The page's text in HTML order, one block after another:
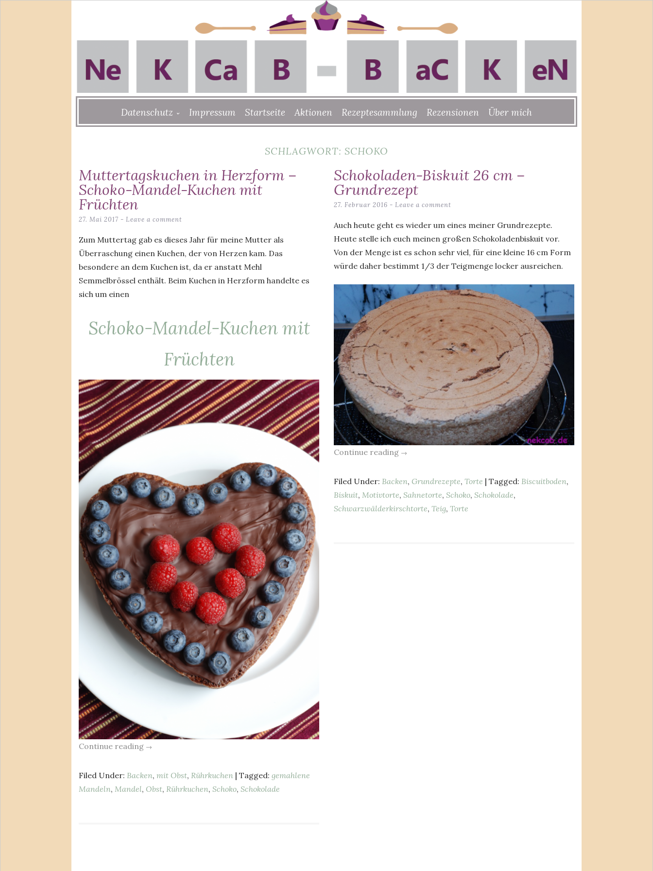
to
Datenschutz Impressum Startseite Aktionen Rezeptesammlung Rezensionen Über mich
SCHLAGWORT: SCHOKO
Muttertagskuchen in Herzform –
Schoko-Mandel-Kuchen mit
Früchten
27. Mai 2017 Leave a comment
Zum Muttertag gab es dieses Jahr für meine Mutter als
Überraschung einen Kuchen, der von Herzen kam. Das
besondere an dem Kuchen ist, da er anstatt Mehl
Semmelbrössel enthält. Beim Kuchen in Herzform handelte es
sich um einen
Schoko-Mandel-Kuchen mit
Früchten
Continue reading →
Filed Under: Backen, mit Obst, Rührkuchen | Tagged: gemahlene
Mandeln, Mandel, Obst, Rührkuchen, Schoko, Schokolade
Schokoladen-Biskuit 26 cm –
Grundrezept
27. Februar 2016 Leave a comment
Auch heute geht es wieder um eines meiner Grundrezepte.
Heute stelle ich euch meinen großen Schokoladenbiskuit vor.
Von der Menge ist es schon sehr viel, für eine kleine 16 cm Form
würde daher bestimmt 1/3 der Teigmenge locker ausreichen.
Continue reading →
Filed Under: Backen, Grundrezepte, Torte | Tagged: Biscuitboden,
Biskuit, Motivtorte, Sahnetorte, Schoko, Schokolade,
Schwarzwälderkirschtorte, Teig, Torte